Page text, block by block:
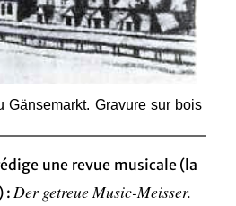
Gänsemarkt. Gravure sur bois
une revue musicale (la
: Der getreue Music-Meisser.